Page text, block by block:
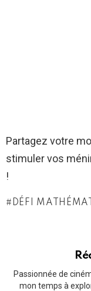
Partagez votre
stimuler vos
!
DÉFI
Passionnée de
mon temps à